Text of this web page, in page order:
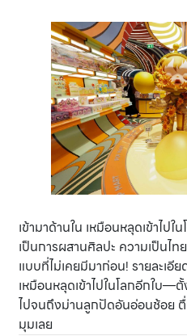
เข้ามาด้านใน เหมือนหลุดเข้าไป
เป็นการผสานศิลปะ ความเป็นไ
แบบที่ไม่เคยมีมาก่อน! รายละเ
เหมือนหลุดเข้าไปในโลกอีกใบ—
ไปจนถึงม่านลูกปัดอันอ่อนช้อย
มุมเลย